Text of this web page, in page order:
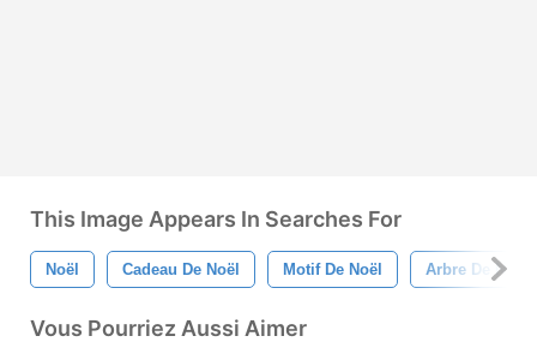
This Image Appears In Searches For
Noël Cadeau De Noël Motif De Noël Arbre De Noël
Vous Pourriez Aussi Aimer